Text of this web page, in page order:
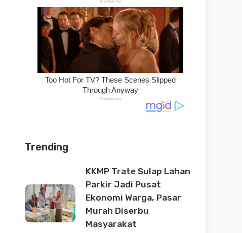
Trending
KKMP Trate Sulap Lahan
Parkir Jadi Pusat
Ekonomi Warga, Pasar
Murah Diserbu
Masyarakat